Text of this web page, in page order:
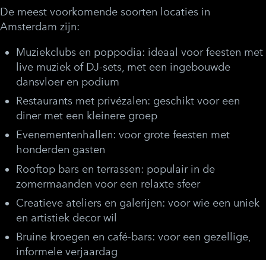
De meest voorkomende soorten locaties in
Amsterdam zijn:
Muziekclubs en poppodia: ideaal voor feesten met
live muziek of DJ-sets, met een ingebouwde
dansvloer en podium
Restaurants met privézalen: geschikt voor een
diner met een kleinere groep
Evenementenhallen: voor grote feesten met
honderden gasten
Rooftop bars en terrassen: populair in de
zomermaanden voor een relaxte sfeer
Creatieve ateliers en galerijen: voor wie een uniek
en artistiek decor wil
Bruine kroegen en café-bars: voor een gezellige,
informele verjaardag